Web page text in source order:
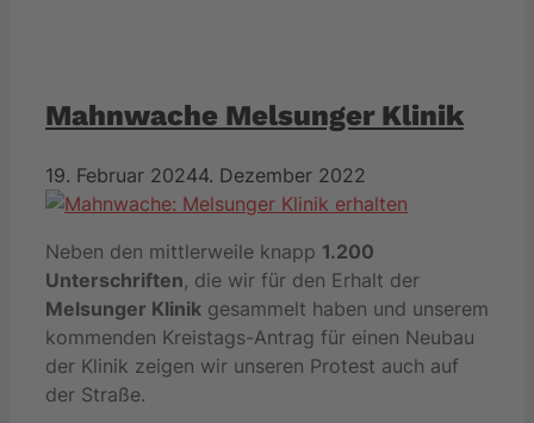
Mahnwache Melsunger Klinik
19. Februar 20244. Dezember 2022
Neben den mittlerweile knapp 1.200
Unterschriften, die wir für den Erhalt der
Melsunger Klinik gesammelt haben und unserem
kommenden Kreistags-Antrag für einen Neubau
der Klinik zeigen wir unseren Protest auch auf
der Straße.